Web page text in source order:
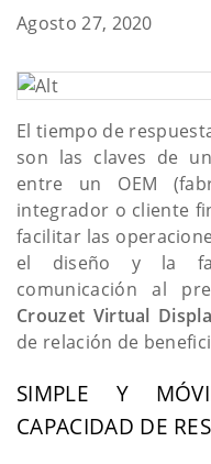
Agosto 27, 2020
El tiempo de
son las claves de
entre un OEM
integrador o cliente
facilitar las
el diseño y la
comunicación al
Crouzet Virtual
de relación de
SIMPLE Y
CAPACIDAD DE